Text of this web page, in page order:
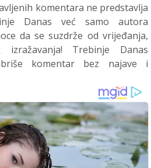
komentara ne predstavlja
Danas već samo autora
da se suzdrže od vrijeđanja,
Trebinje Danas
komentar bez najave i